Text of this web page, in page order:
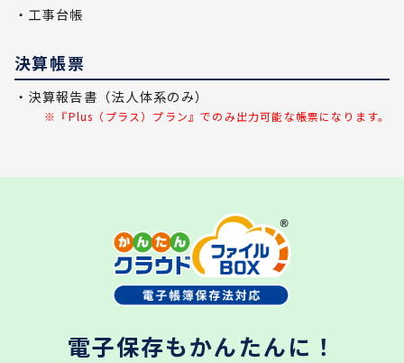
・工事台帳
決算帳票
・決算報告書（法人体系のみ）
※『Plus（プラス）プラン』でのみ出力可能な帳票になります。
電子保存もかんたんに！